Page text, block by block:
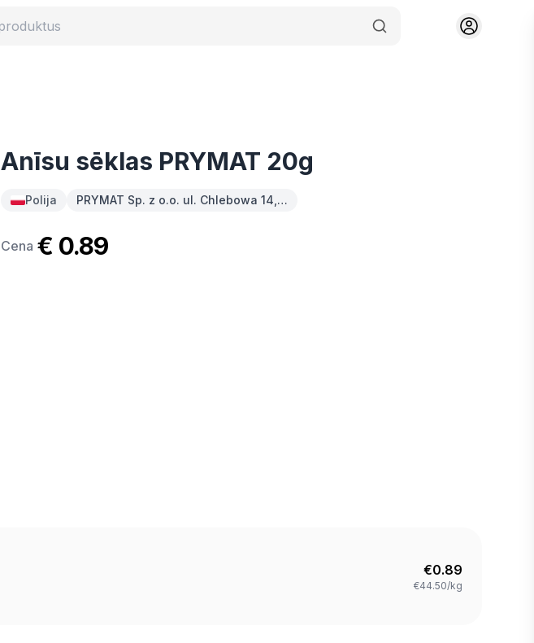
Anīsu sēklas PRYMAT 20g
Polija PRYMAT Sp. z o.o. ul. Chlebowa 14,…
Cena € 0.89
€0.89
€44.50/kg